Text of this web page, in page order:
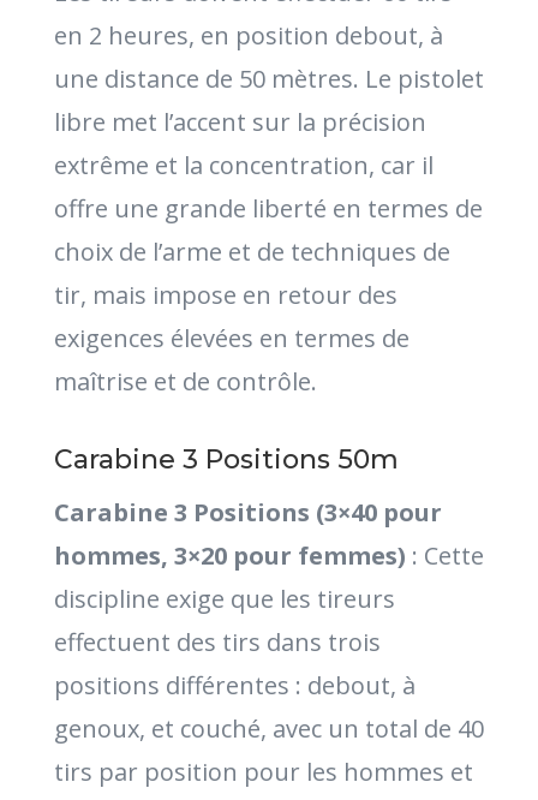
en 2 heures, en position debout, à
une distance de 50 mètres. Le pistolet
libre met l’accent sur la précision
extrême et la concentration, car il
offre une grande liberté en termes de
choix de l’arme et de techniques de
tir, mais impose en retour des
exigences élevées en termes de
maîtrise et de contrôle.
Carabine 3 Positions 50m
Carabine 3 Positions (3×40 pour
hommes, 3×20 pour femmes) : Cette
discipline exige que les tireurs
effectuent des tirs dans trois
positions différentes : debout, à
genoux, et couché, avec un total de 40
tirs par position pour les hommes et